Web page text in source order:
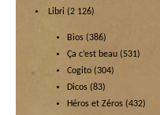
Libri (2 126)
Bios (386)
Ça c’est beau (531)
Cogito (304)
Dicos (83)
Héros et Zéros (432)